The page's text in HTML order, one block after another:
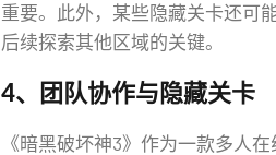
重要。此外，某些隐藏关卡还可
后续探索其他区域的关键。
4、团队协作与隐藏关卡
《暗黑破坏神3》作为一款多人